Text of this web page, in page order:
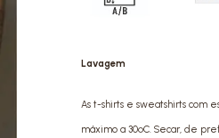
Lavagem
As t-shirts e sweatshirts com
máximo a 30ºC. Secar, de